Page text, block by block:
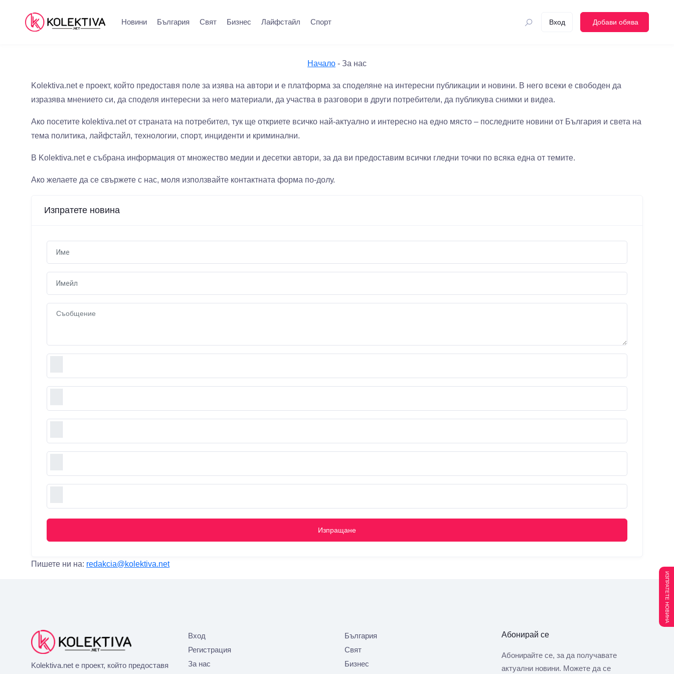
Новини България Свят Бизнес Лайфстайл Спорт Вход Добави обява
Начало - За нас
Kolektiva.net е проект, който предоставя поле за изява на автори и е платформа за споделяне на интересни публикации и новини. В него всеки е свободен да
изразява мнението си, да споделя интересни за него материали, да участва в разговори в други потребители, да публикува снимки и видеа.
Ако посетите kolektiva.net от страната на потребител, тук ще откриете всичко най-актуално и интересно на едно място – последните новини от България и света на
тема политика, лайфстайл, технологии, спорт, инциденти и криминални.
В Kolektiva.net е събрана информация от множество медии и десетки автори, за да ви предоставим всички гледни точки по всяка една от темите.
Ако желаете да се свържете с нас, моля използвайте контактната форма по-долу.
Изпратете новина
Изпращане
Пишете ни на: redakcia@kolektiva.net
ИЗПРАТЕТЕ НОВИНА
Kolektiva.net е проект, който предоставя
Вход
Регистрация
За нас
България
Свят
Бизнес
Абонирай се
Абонирайте се, за да получавате
актуални новини. Можете да се